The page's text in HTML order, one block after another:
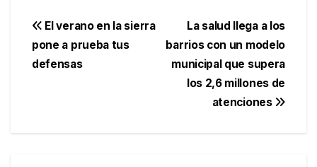
Navegación
de
La salud llega a los
barrios con un modelo
municipal que supera
los 2,6 millones de
atenciones
El verano en la sierra
pone a prueba tus
defensas